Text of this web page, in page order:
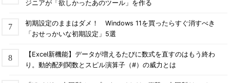
ジニアが「欲しかったあのツール」を作る
初期設定のままはダメ！ Windows 11を買ったらすぐ消すべき
「おせっかいな初期設定」5選
【Excel新機能】データが増えるたびに数式を直すのはもう終わ
り。動的配列関数とスピル演算子（#）の威力とは